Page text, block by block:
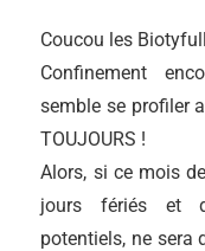
Coucou les
Confinement
semble se profiler
TOUJOURS !
Alors, si ce mois
jours fériés et
potentiels, ne sera